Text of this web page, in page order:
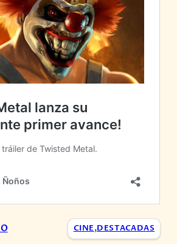
CINE,DESTACADAS